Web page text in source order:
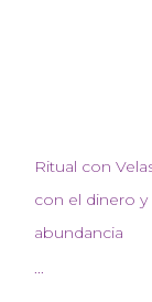
Ritual con
con el dinero y
abundancia